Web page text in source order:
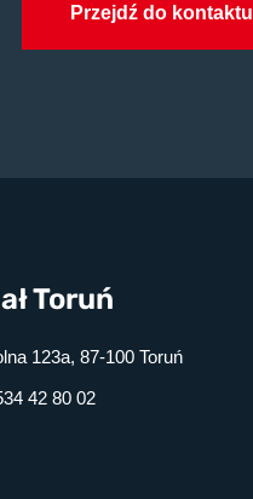
Przejdź do kontaktu
Toruń
123a, 87-100 Toruń
42 80 02